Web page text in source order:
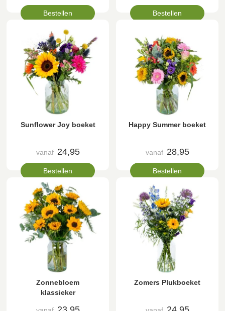
Bestellen Bestellen
Sunflower Joy boeket
vanaf 24,95
Bestellen
Happy Summer boeket
vanaf 28,95
Bestellen
Zonnebloem
klassieker
Zomers Plukboeket